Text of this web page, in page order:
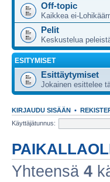
Off-topic
Kaikkea ei-
Pelit
Keskustelua
ESITYMISET
Esittäytymiset
Jokainen esittelee
KIRJAUDU SISÄÄN •
Käyttäjätunnus:
Yhteensä 4